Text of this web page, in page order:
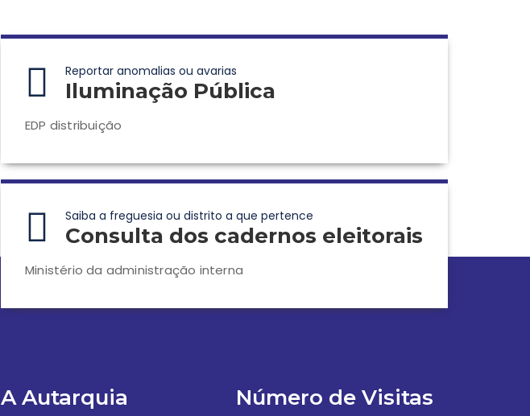
Reportar anomalias ou avarias
Iluminação Pública
EDP distribuição
Saiba a freguesia ou distrito a que pertence
Consulta dos cadernos eleitorais
Ministério da administração interna
A Autarquia Número de Visitas